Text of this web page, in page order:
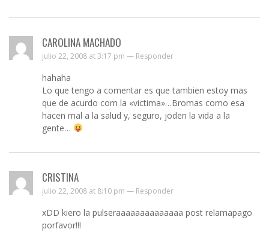
CAROLINA MACHADO
julio 22, 2008 at 3:17 pm — Responder
hahaha
Lo que tengo a comentar es que tambien estoy mas
que de acurdo com la «victima»…Bromas como esa
hacen mal a la salud y, seguro, joden la vida a la
gente…
CRISTINA
julio 22, 2008 at 8:10 pm — Responder
xDD kiero la pulseraaaaaaaaaaaaaa post relamapago
porfavor!!!